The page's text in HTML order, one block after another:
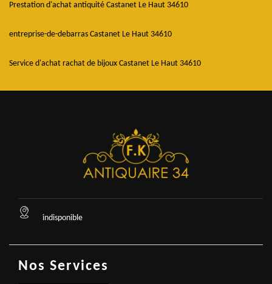
Prestation d'achat antiquité Castanet Le Haut 34610
entreprise-de-debarras Castanet Le Haut 34610
Service d'achat rachat de bijoux Castanet Le Haut 34610
indisponible
Nos Services